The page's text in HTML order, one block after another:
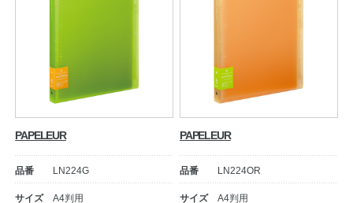
PAPELEUR
品番 LN224G
サイズ A4判用
PAPELEUR
品番 LN224OR
サイズ A4判用